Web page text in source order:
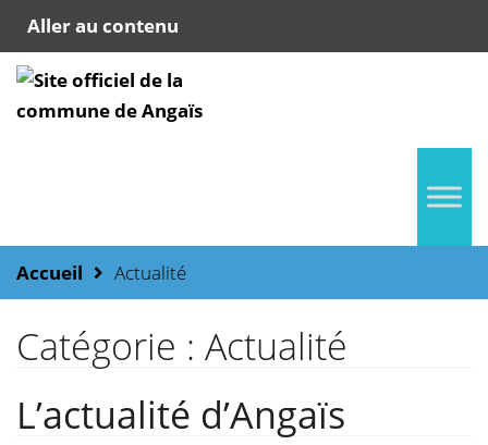
Aller au contenu
Accueil Actualité
Catégorie : Actualité
L’actualité d’Angaïs